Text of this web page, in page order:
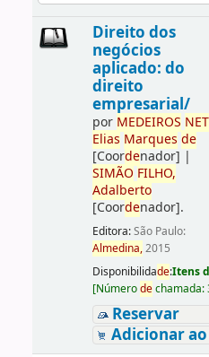
Direito dos
negócios
aplicado: do
direito
empresarial/
por MEDEIROS
Elias Marques de
[Coordenador] |
SIMÃO FILHO,
Adalberto
[Coordenador].
Editora:São Paulo:
Almedina,2015
Disponibilidade:Itens
[Númerodechamada:
Reservar
Adicionar